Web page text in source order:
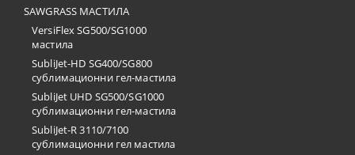
SAWGRASS МАСТИЛА
VersiFlex SG500/SG1000
мастила
SubliJet-HD SG400/SG800
сублимационни гел-мастила
SubliJet UHD SG500/SG1000
сублимационни гел-мастила
SubliJet-R 3110/7100
сублимационни гел мастила